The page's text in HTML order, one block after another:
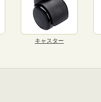
キャスター